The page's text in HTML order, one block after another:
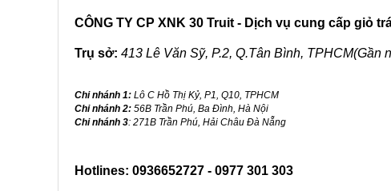
CÔNG TY CP XNK 30 Truit - Dịch vụ cung cấp giỏ
Trụ sở: 413 Lê Văn Sỹ, P.2, Q.Tân Bình, TPHCM(Gần
Chi nhánh 1: Lô C Hồ Thị Kỷ, P1, Q10, TPHCM
Chi nhánh 2: 56B Trần Phú, Ba Đình, Hà Nội
Chi nhánh 3: 271B Trần Phú, Hải Châu Đà Nẵng
Hotlines: 0936652727 - 0977 301 303